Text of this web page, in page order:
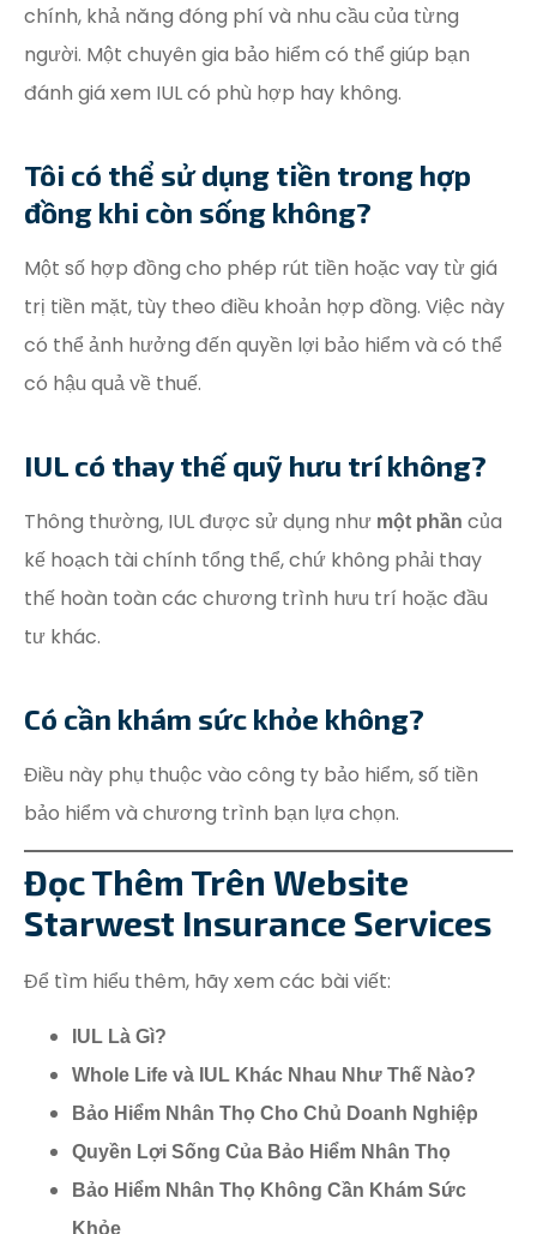
chính, khả năng đóng phí và nhu cầu của từng
người. Một chuyên gia bảo hiểm có thể giúp bạn
đánh giá xem IUL có phù hợp hay không.
Tôi có thể sử dụng tiền trong hợp
đồng khi còn sống không?
Một số hợp đồng cho phép rút tiền hoặc vay từ giá
trị tiền mặt, tùy theo điều khoản hợp đồng. Việc này
có thể ảnh hưởng đến quyền lợi bảo hiểm và có thể
có hậu quả về thuế.
IUL có thay thế quỹ hưu trí không?
Thông thường, IUL được sử dụng như một phần của
kế hoạch tài chính tổng thể, chứ không phải thay
thế hoàn toàn các chương trình hưu trí hoặc đầu
tư khác.
Có cần khám sức khỏe không?
Điều này phụ thuộc vào công ty bảo hiểm, số tiền
bảo hiểm và chương trình bạn lựa chọn.
Đọc Thêm Trên Website
Starwest Insurance Services
Để tìm hiểu thêm, hãy xem các bài viết:
IUL Là Gì?
Whole Life và IUL Khác Nhau Như Thế Nào?
Bảo Hiểm Nhân Thọ Cho Chủ Doanh Nghiệp
Quyền Lợi Sống Của Bảo Hiểm Nhân Thọ
Bảo Hiểm Nhân Thọ Không Cần Khám Sức
Khỏe